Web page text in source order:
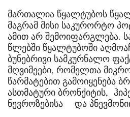
მართალია წყალტუბოს
მაგრამ მისი საკურორტო
ამით არ შემოიფარგლება.
წლებში წყალტუბოში
ბუნებრივი სამკურნალო
მღვიმეები, რომელთა
წარმატებით გამოიყენება
ასთმატური ბრონქიტის,
ნევროზებისა და